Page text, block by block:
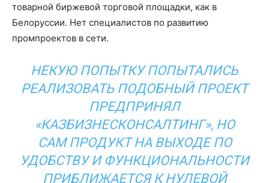
товарной биржевой торговой площадки, как в
Белоруссии. Нет специалистов по развитию
промпроектов в сети.
НЕКУЮ ПОПЫТКУ ПОПЫТАЛИСЬ
РЕАЛИЗОВАТЬ ПОДОБНЫЙ ПРОЕКТ
ПРЕДПРИНЯЛ
«КАЗБИЗНЕСКОНСАЛТИНГ», НО
САМ ПРОДУКТ НА ВЫХОДЕ ПО
УДОБСТВУ И ФУНКЦИОНАЛЬНОСТИ
ПРИБЛИЖАЕТСЯ К НУЛЕВОЙ